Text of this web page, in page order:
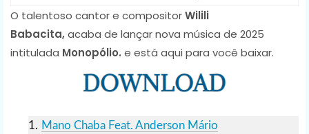
O talentoso cantor e compositorWilili
Babacita,acaba de lançar nova música de 2025
intitulada Monopólio. e está aqui para você baixar.
Mano Chaba Feat. Anderson Mário